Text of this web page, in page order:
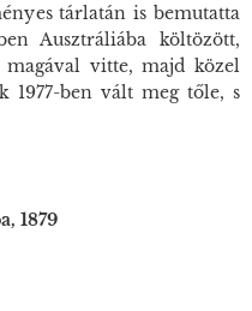
tárlatán is bemutatta
Ausztráliába költözött,
magával vitte, majd közel
1977-ben vált meg tőle, s
1879